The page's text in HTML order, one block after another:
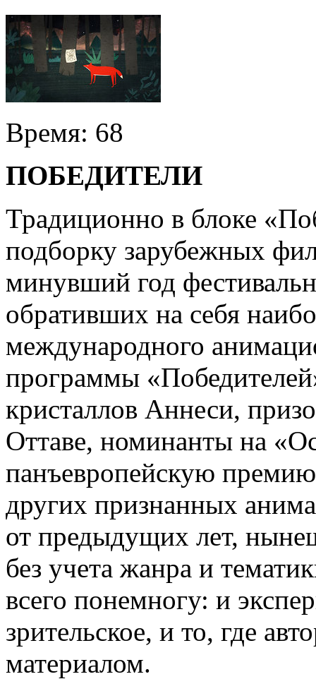
Время: 68
ПОБЕДИТЕЛИ
Традиционно в блоке
подборку зарубежных
минувший год
обративших на себя
международного
программы
кристаллов Аннеси,
Оттаве, номинанты на
панъевропейскую
других признанных
от предыдущих лет,
без учета жанра и
всего понемногу: и
зрительское, и то, где
материалом.